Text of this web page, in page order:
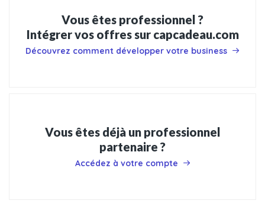
Vous êtes professionnel ?
Intégrer vos offres sur capcadeau.com
Découvrez comment développer votre business
Vous êtes déjà un professionnel
partenaire ?
Accédez à votre compte